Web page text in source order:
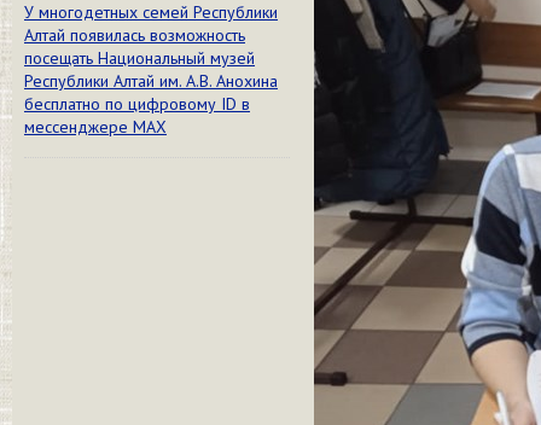
У многодетных семей Республики
Алтай появилась возможность
посещать Национальный музей
Республики Алтай им. А.В. Анохина
бесплатно по цифровому ID в
мессенджере МАХ